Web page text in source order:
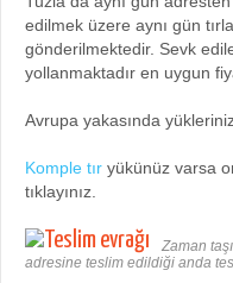
edilmek üzere aynı gün
gönderilmektedir. Sevk
yollanmaktadır en uygun
Avrupa yakasında
Komple tır yükünüz varsa
tıklayınız.
Zaman
adresine teslim edildiği anda